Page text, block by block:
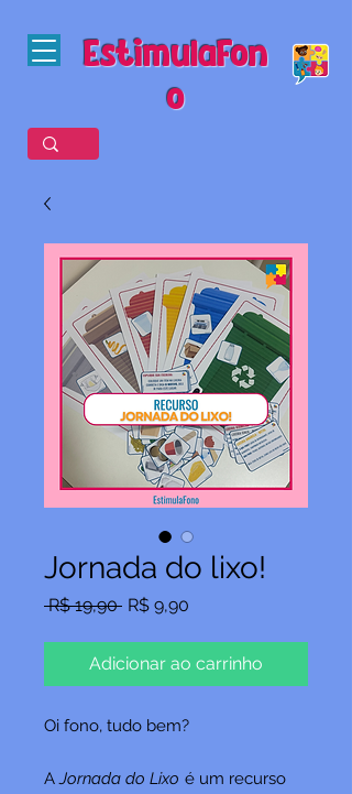
EstimulaFon
o
Jornada do lixo!
R$ 19,90 Preço
R$ 9,90
Adicionar ao carrinho
Oi fono, tudo bem?
AJornada do Lixo é um recurso